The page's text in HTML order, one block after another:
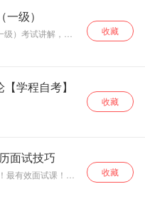
级）
）考试讲解，突
习的学习效率。
收藏
学程自考】
收藏
面试技巧
最有效面试课！
作面试实训 3、文
试实训
收藏